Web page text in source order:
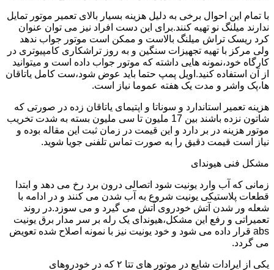
با تمام این احوال برخی به دلیل هزینه بسیار بالای تعمیر موتور تمایل
ندارند میلنگ نو تهیه کنند.برای این دست افراد نیز می توان عنوان
کرد ریسک تراش میلنگ بالاست و ممکن است موتور جواب ندهد
ولی مرکز با تهیه تجهیزات سنگین و به روز تراشکاری کامپیوتری در
کارگاه خود،نمونه هایی داشته که موتور جواب داده است و میتوانید
از آن استفاده کنید.اویل پمپ حتما باید عوض شود،ست کامل یاتاقان
ها،پک واشر و مدت یک هفته عموما نیاز است.
هزینه تعمیر استاندارد و سوناتا و اپتیمای یاتاقان زده در صورتی که
شاتون نزده باشند بین 17 ملیون تا سی ملیون بسته به شدت تخریب
موتور هزینه در بر دارد و این قیمت در زمان ثبت این مقاله بوده و
نیاز است قیمت دقیق را به صورت تماس تلفنی جویا شوید.
مشکل فنی هیوندای
زمانی که آب وارد یونیت شود اتصالی درون برد رخ می دهد و ابتدا
قطعات پلاستیکی یونیت شروع به آب شدن می کنند و در ادامه با
شعله ور شدن آتش خودروی آتش می گیرد و می سوزد.در روند
تعمیراتی و رفع این مشکل،هیوندای یک رله بر سر مدار برق یونیت
abs قرار داده می شود و خود یونیت نیز با نمونه اصلاح شده تعویض
می گردد.
یکی از ایرادات شایع در موتور های تتا ۲ که در خودروهای